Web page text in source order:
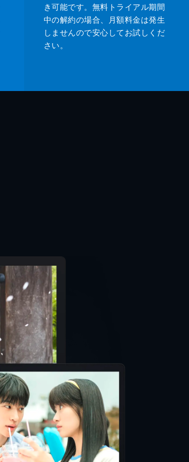
き可能です。無料トライアル期間
中の解約の場合、月額料金は発生
しませんので安心してお試しくだ
さい。